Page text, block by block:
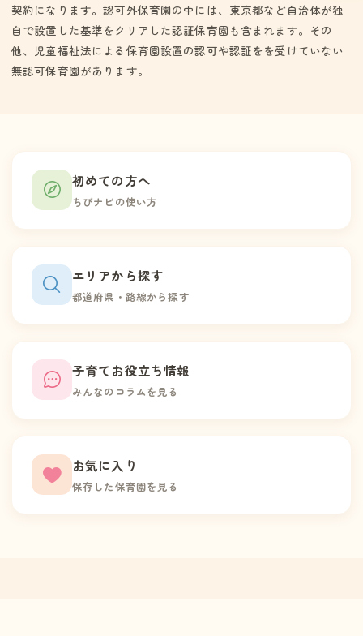
契約になります。認可外保育園の中には、東京都など自治体が独
自で設置した基準をクリアした認証保育園も含まれます。その
他、児童福祉法による保育園設置の認可や認証をを受けていない
無認可保育園があります。
初めての方へ
ちびナビの使い方
エリアから探す
都道府県・路線から探す
子育てお役立ち情報
みんなのコラムを見る
お気に入り
保存した保育園を見る